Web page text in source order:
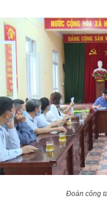
Đoàn công